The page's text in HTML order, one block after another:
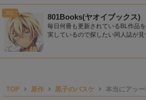
801Books(ヤオイブックス)
毎日何冊も更新されているBL作品
実しているので探したい同人誌が見
TOP 原作 黒子のバスケ 本当にアッ